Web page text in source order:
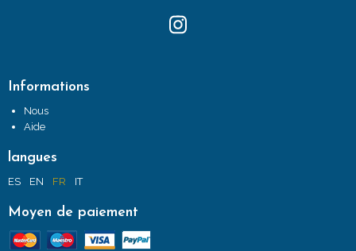
Informations
Nous
Aide
langues
ES EN FR IT
Moyen de paiement